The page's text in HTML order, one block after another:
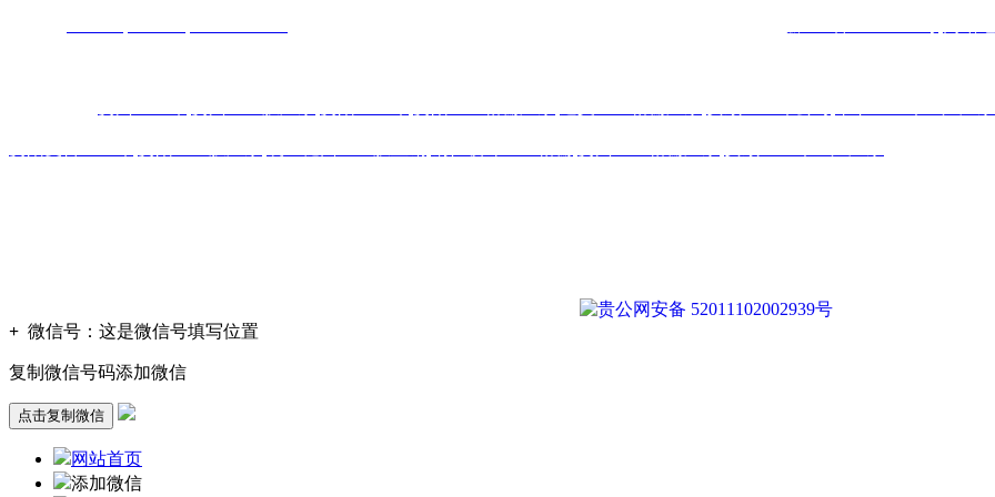
贵公网安备 52011102002939号
+ 微信号： 这是微信号填写位置
复制微信号码添加微信
点击复制微信
网站首页
添加微信